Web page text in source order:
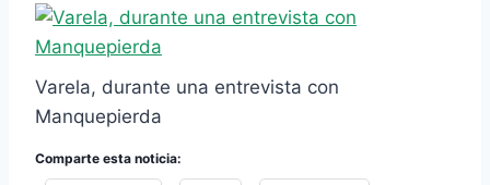
Varela, durante una entrevista con
Manquepierda
Comparte esta noticia: